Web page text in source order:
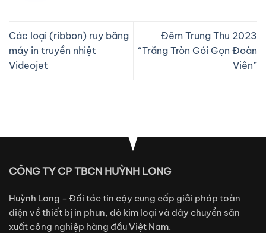
Các loại (ribbon) ruy băng
máy in truyền nhiệt
Videojet
Đêm Trung Thu 2023
“Trăng Tròn Gói Gọn Đoàn
Viên”
CÔNG TY CP TBCN HUỲNH LONG
Huỳnh Long - Đối tác tin cậy cung cấp giải pháp toàn
diện về thiết bị in phun, dò kim loại và dây chuyền sản
xuất công nghiệp hàng đầu Việt Nam.